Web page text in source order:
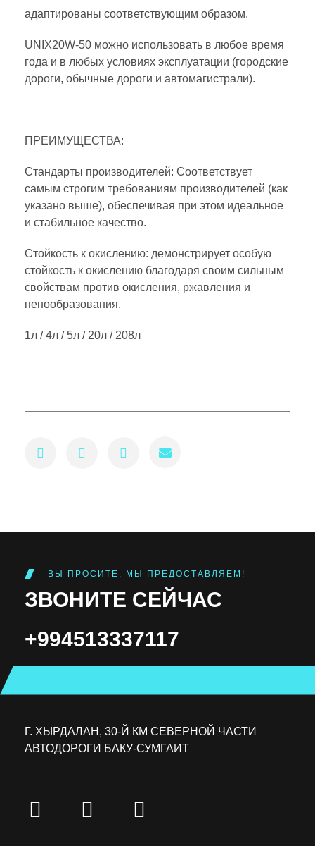
адаптированы соответствующим образом.
UNIX20W-50 можно использовать в любое время
года и в любых условиях эксплуатации (городские
дороги, обычные дороги и автомагистрали).
ПРЕИМУЩЕСТВА:
Стандарты производителей: Соответствует
самым строгим требованиям производителей (как
указано выше), обеспечивая при этом идеальное
и стабильное качество.
Стойкость к окислению: демонстрирует особую
стойкость к окислению благодаря своим сильным
свойствам против окисления, ржавления и
пенообразования.
1л / 4л / 5л / 20л / 208л
ВЫ ПРОСИТЕ, МЫ ПРЕДОСТАВЛЯЕМ!
ЗВОНИТЕ СЕЙЧАС
+994513337117
Г. ХЫРДАЛАН, 30-Й КМ СЕВЕРНОЙ ЧАСТИ
АВТОДОРОГИ БАКУ-СУМГАИТ